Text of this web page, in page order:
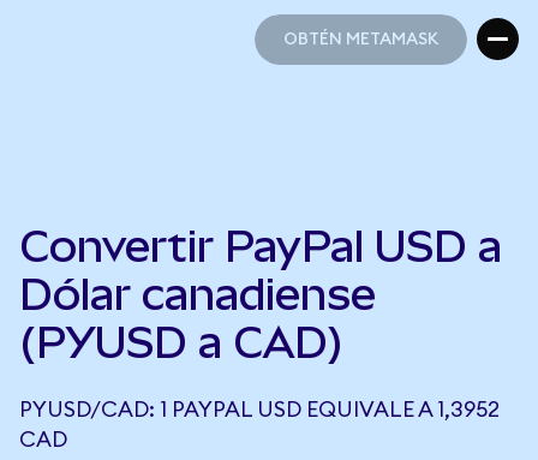
OBTÉN METAMASK
Convertir PayPal USD a
Dólar canadiense
(PYUSD a CAD)
PYUSD/CAD: 1 PAYPAL USD EQUIVALE A 1,3952
CAD